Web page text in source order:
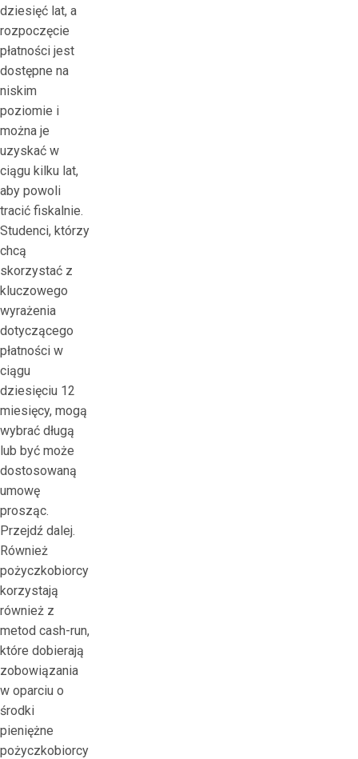
dziesięć lat, a
rozpoczęcie
płatności jest
dostępne na
niskim
poziomie i
można je
uzyskać w
ciągu kilku lat,
aby powoli
tracić fiskalnie.
Studenci, którzy
chcą
skorzystać z
kluczowego
wyrażenia
dotyczącego
płatności w
ciągu
dziesięciu 12
miesięcy, mogą
wybrać długą
lub być może
dostosowaną
umowę
prosząc.
Przejdź dalej.
Również
pożyczkobiorcy
korzystają
również z
metod cash-run,
które dobierają
zobowiązania
w oparciu o
środki
pieniężne
pożyczkobiorcy